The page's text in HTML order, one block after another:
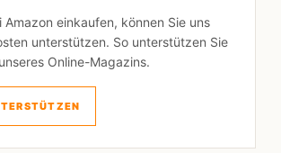
Amazon einkaufen, können Sie uns
unterstützen. So unterstützen Sie
Online-Magazins.